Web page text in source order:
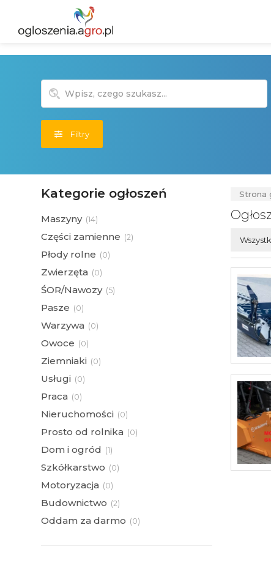
Filtry
Strona
Kategorie ogłoszeń
Maszyny (14)
Części zamienne (2)
Płody rolne (0)
Zwierzęta (0)
ŚOR/Nawozy (5)
Pasze (0)
Warzywa (0)
Owoce (0)
Ziemniaki (0)
Usługi (0)
Praca (0)
Nieruchomości (0)
Prosto od rolnika (0)
Dom i ogród (1)
Szkółkarstwo (0)
Motoryzacja (0)
Budownictwo (2)
Oddam za darmo (0)